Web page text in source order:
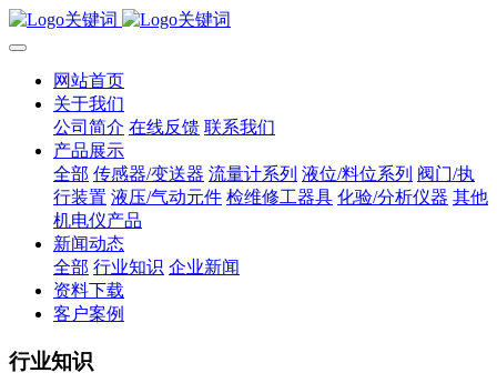
网站首页
关于我们
公司简介 在线反馈 联系我们
产品展示
全部 传感器/变送器 流量计系列 液位/料位系列 阀门/执
行装置 液压/气动元件 检维修工器具 化验/分析仪器 其他
机电仪产品
新闻动态
全部 行业知识 企业新闻
资料下载
客户案例
行业知识